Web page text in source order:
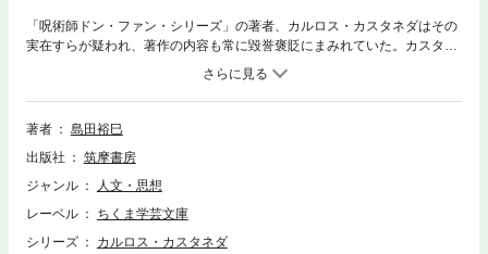
「呪術師ドン・ファン・シリーズ」の著者、カルロス・カスタネダはその
実在すらが疑われ、著作の内容も常に毀誉褒貶にまみれていた。カスタネ
ダとは一体何者だったのか？ 著述の内容をつぶさに検証し、仮面の下に
潜む素顔とその思想を白日のもとに曝す。カスタネダ神話を脱構築し、新
たな相貌の獲得を目論む挑発的な試み。
著者
島田裕巳
出版社
筑摩書房
ジャンル
人文・思想
レーベル
ちくま学芸文庫
シリーズ
カルロス・カスタネダ